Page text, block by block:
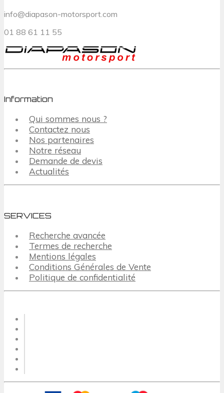
info@diapason-motorsport.com
01 88 61 11 55
Information
Qui sommes nous ?
Contactez nous
Nos partenaires
Notre réseau
Demande de devis
Actualités
SERVICES
Recherche avancée
Termes de recherche
Mentions légales
Conditions Générales de Vente
Politique de confidentialité